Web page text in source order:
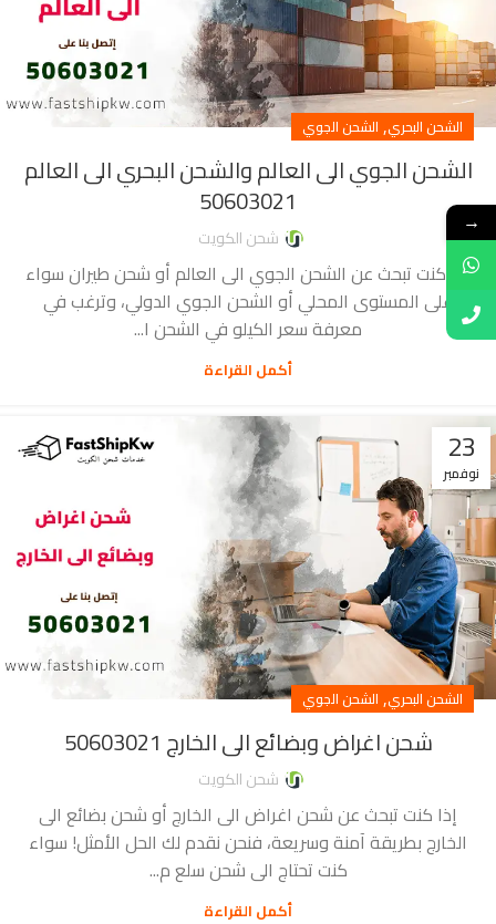
الشحن البحري, الشحن الجوي
الشحن الجوي الى العالم والشحن البحري الى العالم
50603021
شحن الكويت
إذا كنت تبحث عن الشحن الجوي الى العالم أو شحن طيران سواء
على المستوى المحلي أو الشحن الجوي الدولي، وترغب في
معرفة سعر الكيلو في الشحن ا...
أكمل القراءة
23
نوفمبر
الشحن البحري, الشحن الجوي
شحن اغراض وبضائع الى الخارج 50603021
شحن الكويت
إذا كنت تبحث عن شحن اغراض الى الخارج أو شحن بضائع الى
الخارج بطريقة آمنة وسريعة، فنحن نقدم لك الحل الأمثل! سواء
كنت تحتاج الى شحن سلع م...
أكمل القراءة
→